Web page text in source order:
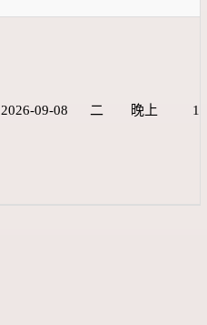
2026-09-08 二 晚上 12